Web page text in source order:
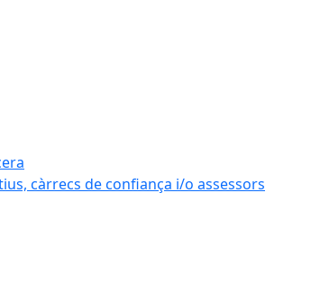
càrrecs de confiança i/o assessors